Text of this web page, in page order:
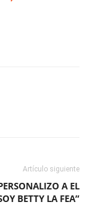
Artículo siguiente
A EL
BETTY LA FEA”